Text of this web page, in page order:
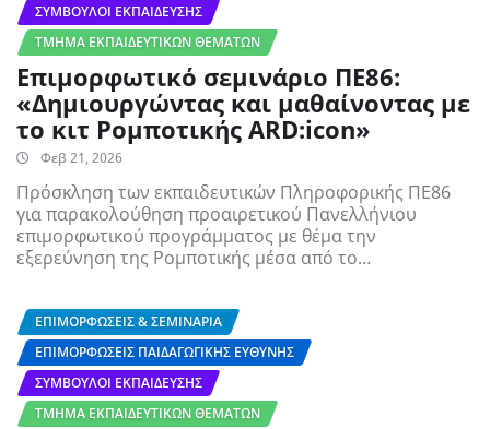
ΣΎΜΒΟΥΛΟΙ ΕΚΠΑΊΔΕΥΣΗΣ
ΤΜΉΜΑ ΕΚΠΑΙΔΕΥΤΙΚΏΝ ΘΕΜΆΤΩΝ
Επιμορφωτικό σεμινάριο ΠΕ86:
«Δημιουργώντας και μαθαίνοντας με
το κιτ Ρομποτικής ARD:icon»
Φεβ 21, 2026
Πρόσκληση των εκπαιδευτικών Πληροφορικής ΠΕ86
για παρακολούθηση προαιρετικού Πανελλήνιου
επιμορφωτικού προγράμματος με θέμα την
εξερεύνηση της Ρομποτικής μέσα από το…
ΕΠΙΜΟΡΦΏΣΕΙΣ & ΣΕΜΙΝΆΡΙΑ
ΕΠΙΜΟΡΦΏΣΕΙΣ ΠΑΙΔΑΓΩΓΙΚΉΣ ΕΥΘΎΝΗΣ
ΣΎΜΒΟΥΛΟΙ ΕΚΠΑΊΔΕΥΣΗΣ
ΤΜΉΜΑ ΕΚΠΑΙΔΕΥΤΙΚΏΝ ΘΕΜΆΤΩΝ